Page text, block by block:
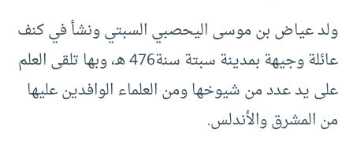
ولد عياض بن موسى اليحصبي السبتي ونشأ في كنف
عائلة وجيهة بمدينة سبتة سنة476 هـ، وبها تلقى العلم
على يد عدد من شيوخها ومن العلماء الوافدين عليها
من المشرق والأندلس.